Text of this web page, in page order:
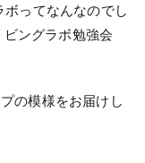
ってなんなのでし
ングラボ勉強会
の模様をお届けし